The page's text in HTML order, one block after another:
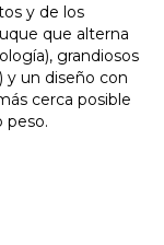
y de los
que alterna
grandiosos
y un diseño con
cerca posible
peso.